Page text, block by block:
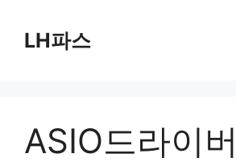
LH파스
ASIO드라이버